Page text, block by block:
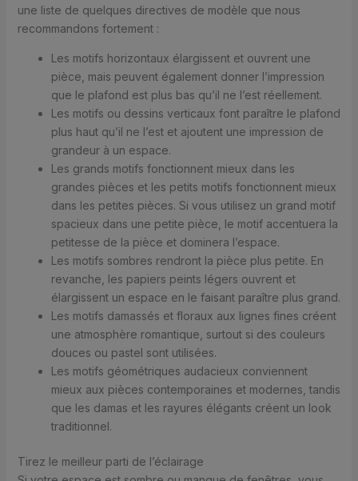
une liste de quelques directives de modèle que nous
recommandons fortement :
Les motifs horizontaux élargissent et ouvrent une
pièce, mais peuvent également donner l’impression
que le plafond est plus bas qu’il ne l’est réellement.
Les motifs ou dessins verticaux font paraître le plafond
plus haut qu’il ne l’est et ajoutent une impression de
grandeur à un espace.
Les grands motifs fonctionnent mieux dans les
grandes pièces et les petits motifs fonctionnent mieux
dans les petites pièces. Si vous utilisez un grand motif
spacieux dans une petite pièce, le motif accentuera la
petitesse de la pièce et dominera l’espace.
Les motifs sombres rendront la pièce plus petite. En
revanche, les papiers peints légers ouvrent et
élargissent un espace en le faisant paraître plus grand.
Les motifs damassés et floraux aux lignes fines créent
une atmosphère romantique, surtout si des couleurs
douces ou pastel sont utilisées.
Les motifs géométriques audacieux conviennent
mieux aux pièces contemporaines et modernes, tandis
que les damas et les rayures élégants créent un look
traditionnel.
Tirez le meilleur parti de l’éclairage